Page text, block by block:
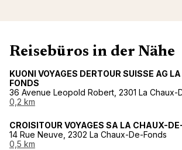
Reisebüros in der Nähe
KUONI VOYAGES DERTOUR SUISSE AG
FONDS
36 Avenue Leopold Robert, 2301 La Chaux-
0,2 km
CROISITOUR VOYAGES SA LA CHAUX-
14 Rue Neuve, 2302 La Chaux-De-Fonds
0,5 km